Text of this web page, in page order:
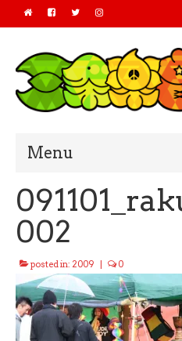
Menu
Home
2019
2018
2017
2016
002
posted in: 2009 0